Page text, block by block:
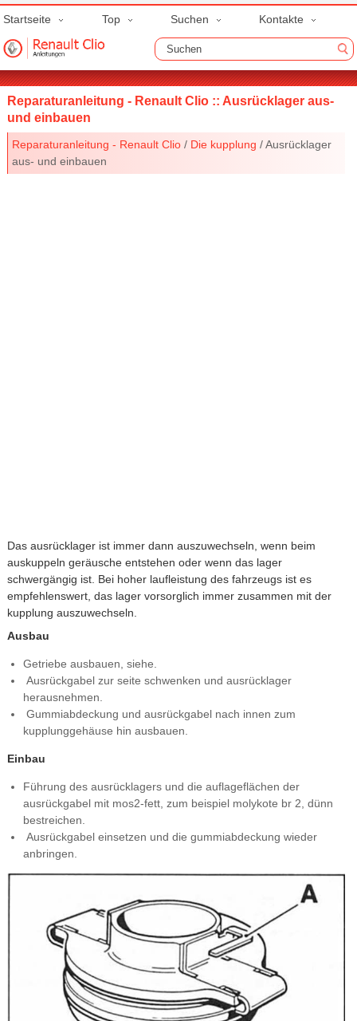
Startseite Top Suchen Kontakte
Reparaturanleitung - Renault Clio :: Ausrücklager aus-
und einbauen
Reparaturanleitung - Renault Clio / Die kupplung / Ausrücklager
aus- und einbauen
Das ausrücklager ist immer dann auszuwechseln, wenn beim
auskuppeln geräusche entstehen oder wenn das lager
schwergängig ist. Bei hoher laufleistung des fahrzeugs ist es
empfehlenswert, das lager vorsorglich immer zusammen mit der
kupplung auszuwechseln.
Ausbau
Getriebe ausbauen, siehe.
Ausrückgabel zur seite schwenken und ausrücklager
herausnehmen.
Gummiabdeckung und ausrückgabel nach innen zum
kupplunggehäuse hin ausbauen.
Einbau
Führung des ausrücklagers und die auflageflächen der
ausrückgabel mit mos2-fett, zum beispiel molykote br 2, dünn
bestreichen.
Ausrückgabel einsetzen und die gummiabdeckung wieder
anbringen.